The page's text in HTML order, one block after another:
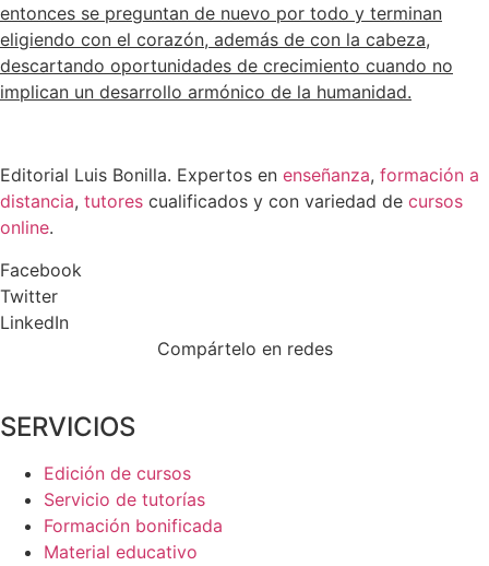
entonces se preguntan de nuevo por todo y terminan
eligiendo con el corazón, además de con la cabeza,
descartando oportunidades de crecimiento cuando no
implican un desarrollo armónico de la humanidad.
Editorial Luis Bonilla. Expertos en enseñanza, formación a
distancia, tutores cualificados y con variedad de cursos
online.
Facebook
Twitter
LinkedIn
Compártelo en redes
SERVICIOS
Edición de cursos
Servicio de tutorías
Formación bonificada
Material educativo